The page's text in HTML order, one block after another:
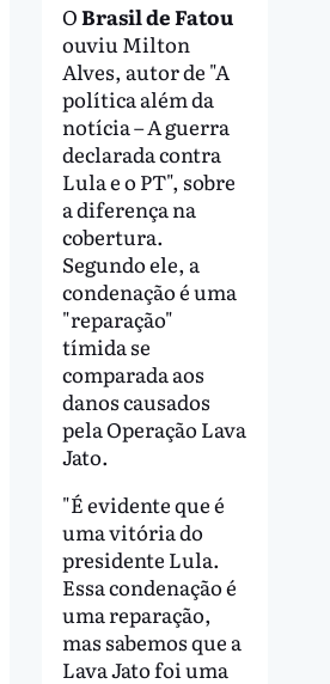
OBrasil de Fatou
ouviu Milton
Alves, autor de "A
política além da
notícia – A guerra
declarada contra
Lula e o PT", sobre
a diferença na
cobertura.
Segundo ele, a
condenação é uma
"reparação"
tímida se
comparada aos
danos causados
pela Operação Lava
Jato.
"É evidente que é
uma vitória do
presidente Lula.
Essa condenação é
uma reparação,
mas sabemos que a
Lava Jato foi uma